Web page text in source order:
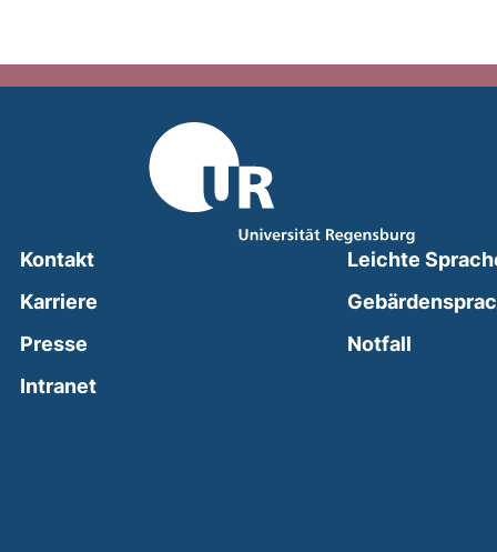
Kontakt
Karriere
Presse
Intranet(external link, opens in a new window)
Leichte
Notfall